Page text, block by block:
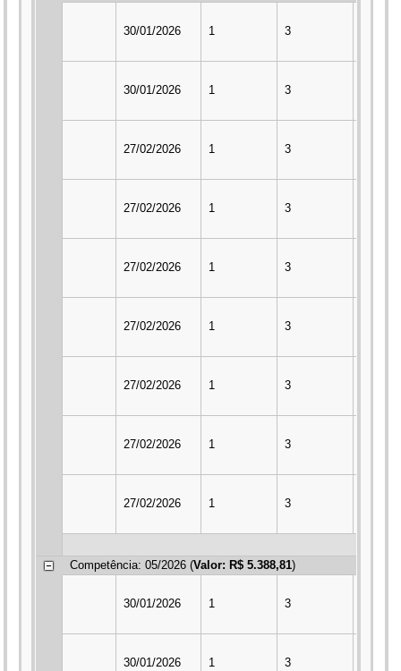
30/01/2026 1 3
30/01/2026 1 3
27/02/2026 1 3
27/02/2026 1 3
27/02/2026 1 3
27/02/2026 1 3
27/02/2026 1 3
27/02/2026 1 3
27/02/2026 1 3
Competência: 05/2026 (Valor: R$ 5.388,81)
30/01/2026 1 3
30/01/2026 1 3